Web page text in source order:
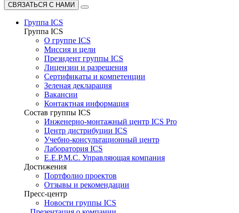
СВЯЗАТЬСЯ С НАМИ
Группа ICS
Группа ICS
О группе ICS
Миссия и цели
Президент группы ICS
Лицензии и разрешения
Сертификаты и компетенции
Зеленая декларация
Вакансии
Контактная информация
Состав группы ICS
Инженерно-монтажный центр ICS Pro
Центр дистрибуции ICS
Учебно-консультационный центр
Лаборатория ICS
E.E.P.M.C. Управляющая компания
Достижения
Портфолио проектов
Отзывы и рекомендации
Пресс-центр
Новости группы ICS